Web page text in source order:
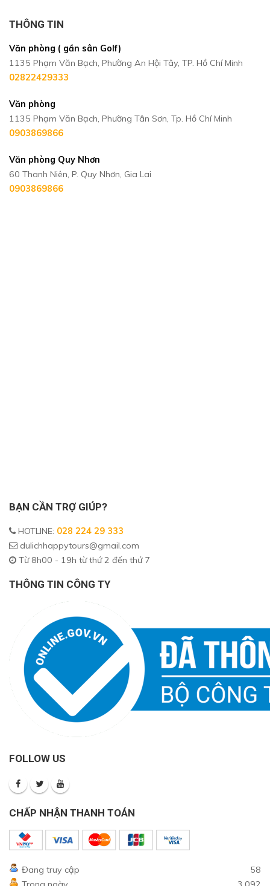
THÔNG TIN
Văn phòng ( gần sân Golf)
1135 Phạm Văn Bạch, Phường An Hội Tây, TP. Hồ Chí Minh
02822429333
Văn phòng
1135 Phạm Văn Bạch, Phường Tân Sơn, Tp. Hồ Chí Minh
0903869866
Văn phòng Quy Nhơn
60 Thanh Niên, P. Quy Nhơn, Gia Lai
0903869866
BẠN CẦN TRỢ GIÚP?
HOTLINE: 028 224 29 333
dulichhappytours@gmail.com
Từ 8h00 - 19h từ thứ 2 đến thứ 7
THÔNG TIN CÔNG TY
FOLLOW US
CHẤP NHẬN THANH TOÁN
Đang truy cập
58